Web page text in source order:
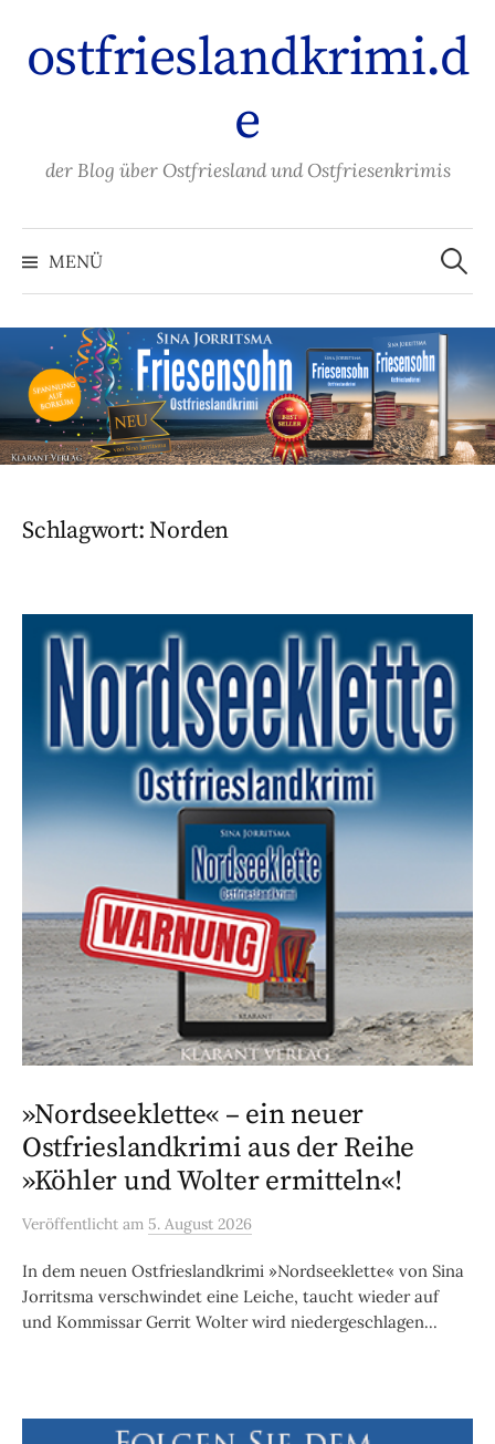
Inhalt
überspringen
ostfrieslandkrimi.d
e
der Blog über Ostfriesland und Ostfriesenkrimis
MENÜ
Suchen
nach:
Schlagwort:Norden
»Nordseeklette« – ein neuer
Ostfrieslandkrimi aus der Reihe
»Köhler und Wolter ermitteln«!
Veröffentlicht am 5. August 2026
In dem neuen Ostfrieslandkrimi »Nordseeklette« von Sina
Jorritsma verschwindet eine Leiche, taucht wieder auf
und Kommissar Gerrit Wolter wird niedergeschlagen...